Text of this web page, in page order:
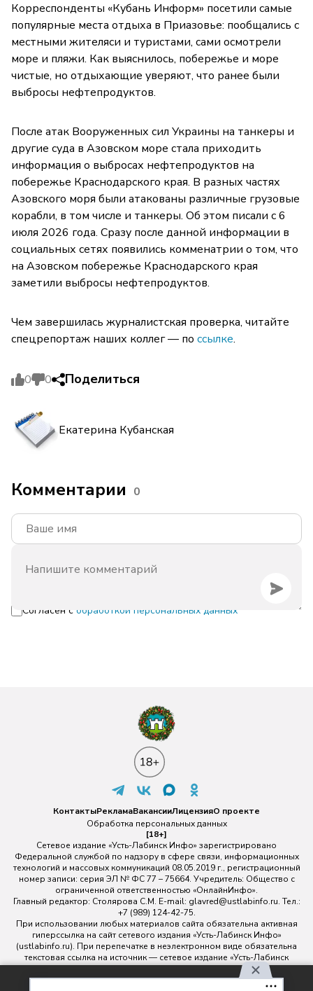
Корреспонденты «Кубань Информ» посетили самые
популярные места отдыха в Приазовье: пообщались с
местными жителяси и туристами, сами осмотрели
море и пляжи. Как выяснилось, побережье и море
чистые, но отдыхающие уверяют, что ранее были
выбросы нефтепродуктов.
После атак Вооруженных сил Украины на танкеры и
другие суда в Азовском море стала приходить
информация о выбросах нефтепродуктов на
побережье Краснодарского края. В разных частях
Азовского моря были атакованы различные грузовые
корабли, в том числе и танкеры. Об этом писали с 6
июля 2026 года. Сразу после данной информации в
социальных сетях появились комменатрии о том, что
на Азовском побережье Краснодарского края
заметили выбросы нефтепродуктов.
Чем завершилась журналистская проверка, читайте
спецрепортаж наших коллег — по ссылке.
0 0 Поделиться
Екатерина Кубанская
Комментарии 0
Согласен с обработкой персональных данных
КонтактыРекламаВакансииЛицензияО проекте
Обработка персональных данных
[18+]
Сетевое издание «Усть-Лабинск Инфо» зарегистрировано
Федеральной службой по надзору в сфере связи, информационных
технологий и массовых коммуникаций 08.05.2019 г., регистрационный
номер записи: серия ЭЛ № ФС 77 – 75664. Учредитель: Общество с
ограниченной ответственностью «ОнлайнИнфо».
Главный редактор: Столярова С.М. E-mail: glavred@ustlabinfo.ru. Тел.:
+7 (989) 124-42-75.
При использовании любых материалов сайта обязательна активная
гиперссылка на сайт сетевого издания «Усть-Лабинск Инфо»
(ustlabinfo.ru). При перепечатке в неэлектронном виде обязательна
текстовая ссылка на источник — сетевое издание «Усть-Лабинск
инфо».
Использование фото- и видеоматериалов без письменного